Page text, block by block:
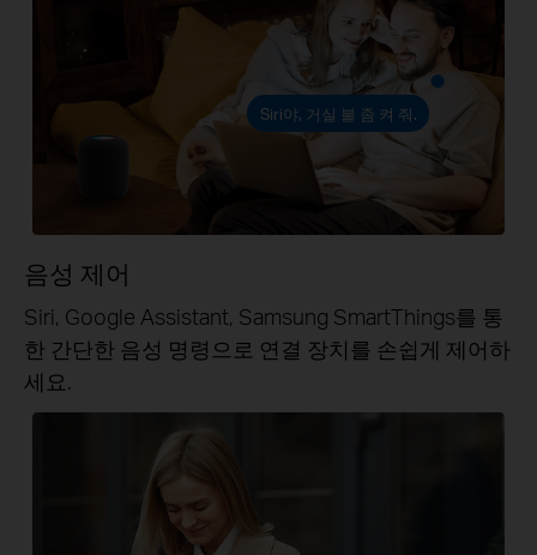
Siri야, 거실 불 좀 켜 줘.
음성 제어
Siri, Google Assistant, Samsung SmartThings를 통
한 간단한 음성 명령으로 연결 장치를 손쉽게 제어하
세요.